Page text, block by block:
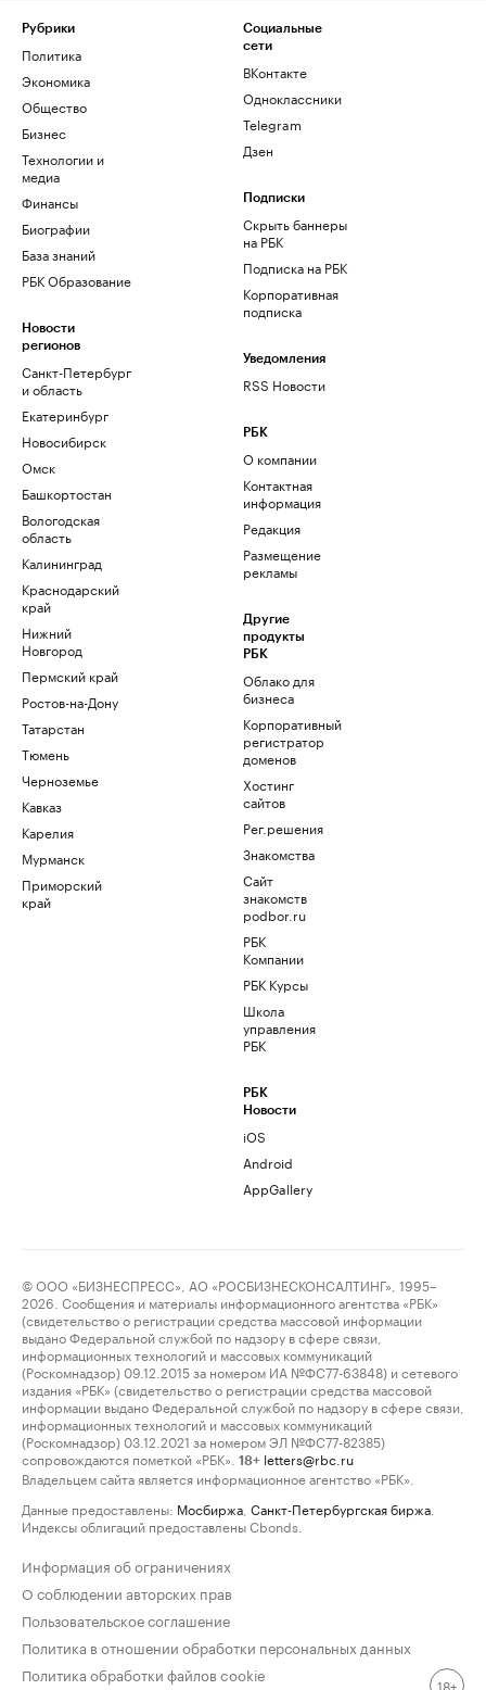
Рубрики
Политика
Экономика
Общество
Бизнес
Технологии и
медиа
Финансы
Биографии
База знаний
РБК Образование
Новости
регионов
Санкт-Петербург
и область
Екатеринбург
Новосибирск
Омск
Башкортостан
Вологодская
область
Калининград
Краснодарский
край
Нижний
Новгород
Пермский край
Ростов-на-Дону
Татарстан
Тюмень
Черноземье
Кавказ
Карелия
Мурманск
Приморский
край
Социальные
сети
ВКонтакте
Одноклассники
Telegram
Дзен
Подписки
Скрыть баннеры
на РБК
Подписка на РБК
Корпоративная
подписка
Уведомления
RSS Новости
РБК
О компании
Контактная
информация
Редакция
Размещение
рекламы
Другие
продукты
РБК
Облако для
бизнеса
Корпоративный
регистратор
доменов
Хостинг
сайтов
Рег.решения
Знакомства
Сайт
знакомств
podbor.ru
РБК
Компании
РБК Курсы
Школа
управления
РБК
РБК
Новости
iOS
Android
AppGallery
© ООО «БИЗНЕСПРЕСС», АО «РОСБИЗНЕСКОНСАЛТИНГ», 1995–
2026. Сообщения и материалы информационного агентства «РБК»
(свидетельство о регистрации средства массовой информации
выдано Федеральной службой по надзору в сфере связи,
информационных технологий и массовых коммуникаций
(Роскомнадзор) 09.12.2015 за номером ИА №ФС77-63848) и сетевого
издания «РБК» (свидетельство о регистрации средства массовой
информации выдано Федеральной службой по надзору в сфере связи,
информационных технологий и массовых коммуникаций
(Роскомнадзор) 03.12.2021 за номером ЭЛ №ФС77-82385)
сопровождаются пометкой «РБК».
18+ letters@rbc.ru
Владельцем сайта является информационное агентство «РБК».
Данные предоставлены: Мосбиржа Санкт-Петербургская биржа
Индексы облигаций предоставлены Cbonds.
Информация об ограничениях
О соблюдении авторских прав
Пользовательское соглашение
Политика в отношении обработки персональных данных
Политика обработки файлов cookie
18+